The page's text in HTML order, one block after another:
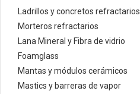
Ladrillos y concretos refractarios
Morteros refractarios
Lana Mineral y Fibra de vidrio
Foamglass
Mantas y módulos cerámicos
Mastics y barreras de vapor